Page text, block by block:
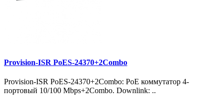
Provision-ISR PoES-24370+2Combo
Provision-ISR PoES-24370+2Combo: PoE коммутатор 4-
портовый 10/100 Mbps+2Combo. Downlink: ..